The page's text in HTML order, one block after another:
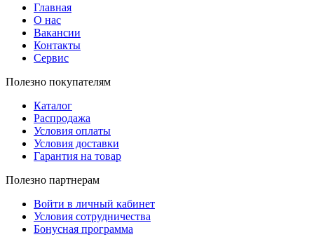
Главная
О нас
Вакансии
Контакты
Сервис
Полезно покупателям
Каталог
Распродажа
Условия оплаты
Условия доставки
Гарантия на товар
Полезно партнерам
Войти в личный кабинет
Условия сотрудничества
Бонусная программа